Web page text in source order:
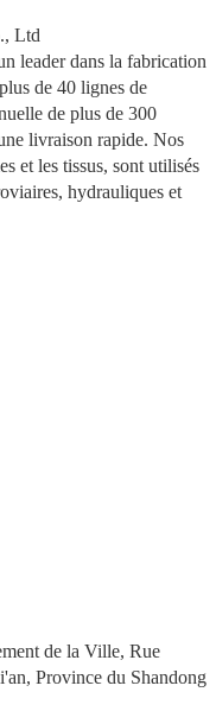
leader dans la fabrication
de 40 lignes de
de plus de 300
livraison rapide. Nos
et les tissus, sont utilisés
hydrauliques et
de la Ville, Rue
Province du Shandong